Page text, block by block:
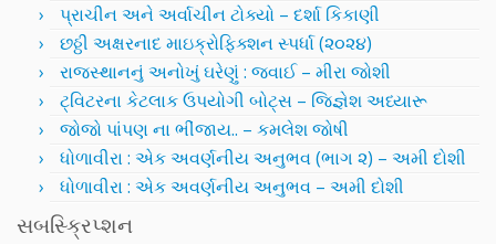
પ્રાચીન અને અર્વાચીન ટોક્યો – દર્શા કિકાણી
છઠ્ઠી અક્ષરનાદ માઇક્રોફિક્શન સ્પર્ધા (૨૦૨૪)
રાજસ્થાનનું અનોખું ઘરેણું : જવાઈ – મીરા જોશી
ટ્વિટરના કેટલાક ઉપયોગી બોટ્સ – જિજ્ઞેશ અધ્યારૂ
જોજો પાંપણ ના ભીંજાય.. – કમલેશ જોષી
ધોળાવીરા : એક અવર્ણનીય અનુભવ (ભાગ ૨) – અમી દોશી
ધોળાવીરા : એક અવર્ણનીય અનુભવ – અમી દોશી
સબસ્ક્રિપ્શન